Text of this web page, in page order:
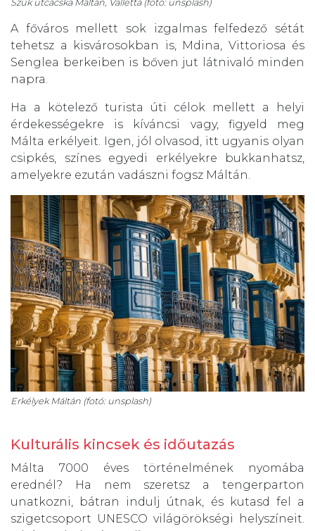
Szűk utcácska Máltán, Valletta (fotó: unsplash)
A főváros mellett sok izgalmas felfedező sétát
tehetsz a kisvárosokban is, Mdina, Vittoriosa és
Senglea berkeiben is bőven jut látnivaló minden
napra.
Ha a kötelező turista úti célok mellett a helyi
érdekességekre is kíváncsi vagy, figyeld meg
Málta erkélyeit. Igen, jól olvasod, itt ugyanis olyan
csipkés, színes egyedi erkélyekre bukkanhatsz,
amelyekre ezután vadászni fogsz Máltán.
Erkélyek Máltán (fotó: unsplash)
Kulturális kincsek és időutazás
Málta 7000 éves történelmének nyomába
erednél? Ha nem szeretsz a tengerparton
unatkozni, bátran indulj útnak, és kutasd fel a
szigetcsoport UNESCO világörökségi helyszíneit.